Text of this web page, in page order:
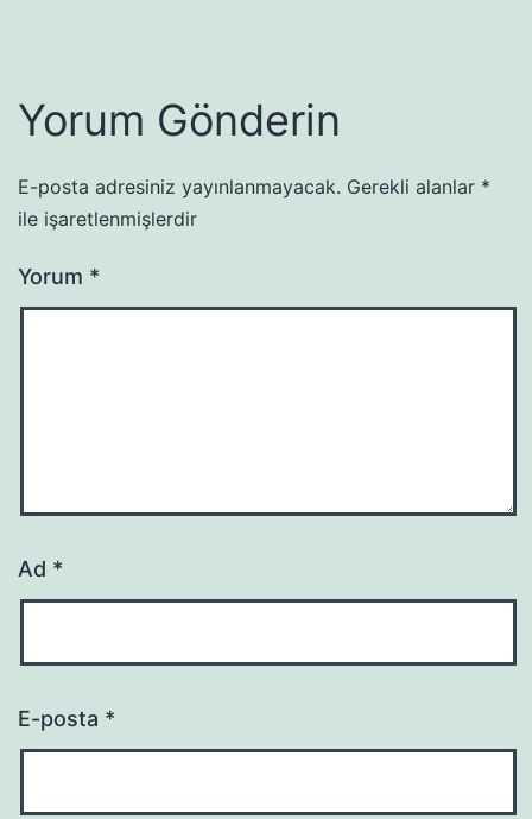
Yorum Gönderin
E-posta adresiniz yayınlanmayacak. Gerekli alanlar *
ile işaretlenmişlerdir
Yorum *
Ad *
E-posta *